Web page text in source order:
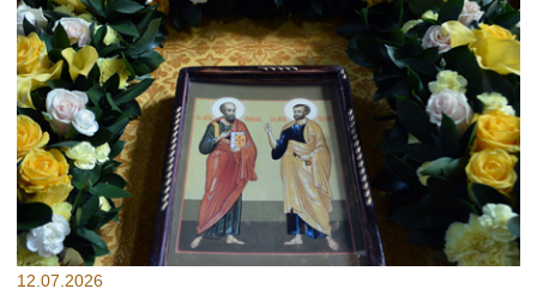
12.07.2026